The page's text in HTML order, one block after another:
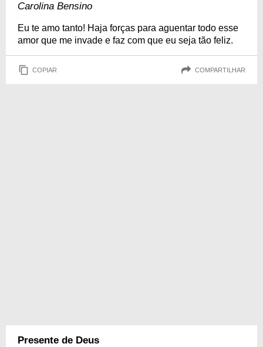
Carolina Bensino
Eu te amo tanto! Haja forças para aguentar todo esse
amor que me invade e faz com que eu seja tão feliz.
COPIAR COMPARTILHAR
Presente de Deus